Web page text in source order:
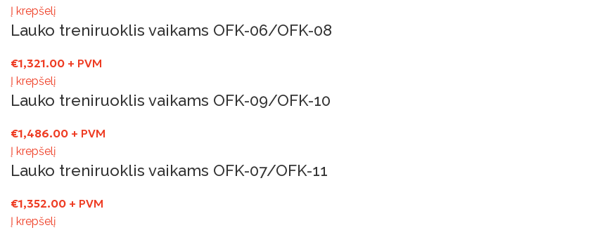
Į krepšelį
Lauko treniruoklis vaikams OFK-06/OFK-08
€1,321.00 + PVM
Į krepšelį
Lauko treniruoklis vaikams OFK-09/OFK-10
€1,486.00 + PVM
Į krepšelį
Lauko treniruoklis vaikams OFK-07/OFK-11
€1,352.00 + PVM
Į krepšelį